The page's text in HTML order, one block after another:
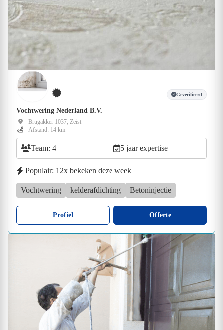
Geverifieerd
Vochtwering Nederland B.V.
Brugakker 1037, Zeist
Afstand: 14 km
Team: 4 5 jaar expertise
Populair: 12x bekeken deze week
Vochtwering kelderafdichting Betoninjectie
Profiel Offerte